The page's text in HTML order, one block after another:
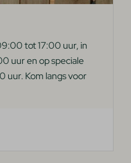
tot 17:00 uur, in
uur en op speciale
uur. Kom langs voor